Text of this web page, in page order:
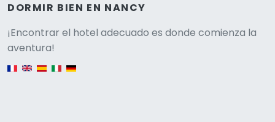
DORMIR BIEN EN NANCY
¡Encontrar el hotel adecuado es donde comienza la
aventura!
English version